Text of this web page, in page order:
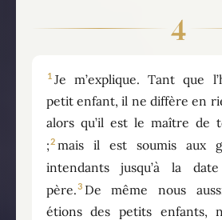
4
1 Je m’explique. Tant que
petit enfant, il ne diffère en
alors qu’il est le maître de
;2 mais il est soumis aux
intendants jusqu’à la
père.3 De même nous
étions des petits enfants,